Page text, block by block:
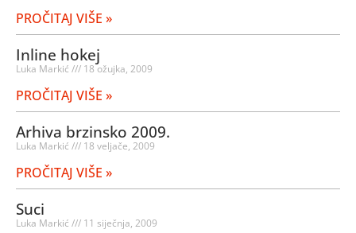
PROČITAJ VIŠE »
Inline hokej
Luka Markić 18 ožujka, 2009
PROČITAJ VIŠE »
Arhiva brzinsko 2009.
Luka Markić 18 veljače, 2009
PROČITAJ VIŠE »
Suci
Luka Markić 11 siječnja, 2009